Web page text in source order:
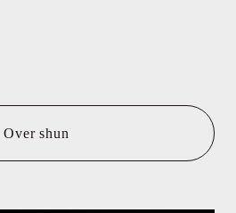
Over shun